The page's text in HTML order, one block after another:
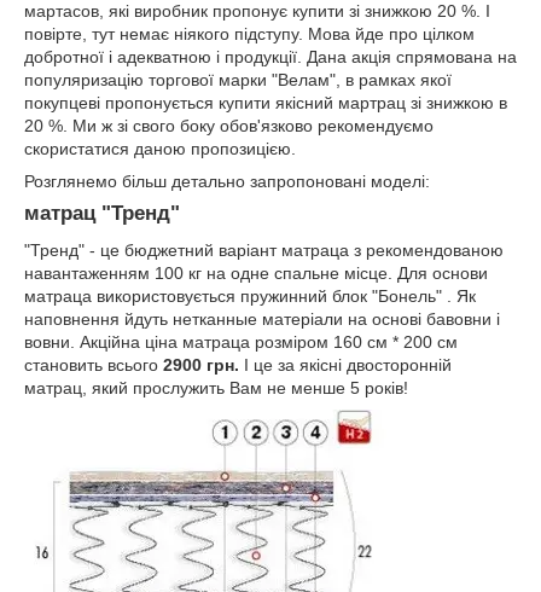
мартасов, які виробник пропонує купити зі знижкою 20 %. І
повірте, тут немає ніякого підступу. Мова йде про цілком
добротної і адекватною і продукції. Дана акція спрямована на
популяризацію торгової марки "Велам", в рамках якої
покупцеві пропонується купити якісний мартрац зі знижкою в
20 %. Ми ж зі свого боку обов'язково рекомендуємо
скористатися даною пропозицією.
Розглянемо більш детально запропоновані моделі:
матрац "Тренд"
"Тренд" - це бюджетний варіант матраца з рекомендованою
навантаженням 100 кг на одне спальне місце. Для основи
матраца використовується пружинний блок "Бонель" . Як
наповнення йдуть нетканные матеріали на основі бавовни і
вовни. Акційна ціна матраца розміром 160 см * 200 см
становить всього 2900 грн. І це за якісні двосторонній
матрац, який прослужить Вам не менше 5 років!